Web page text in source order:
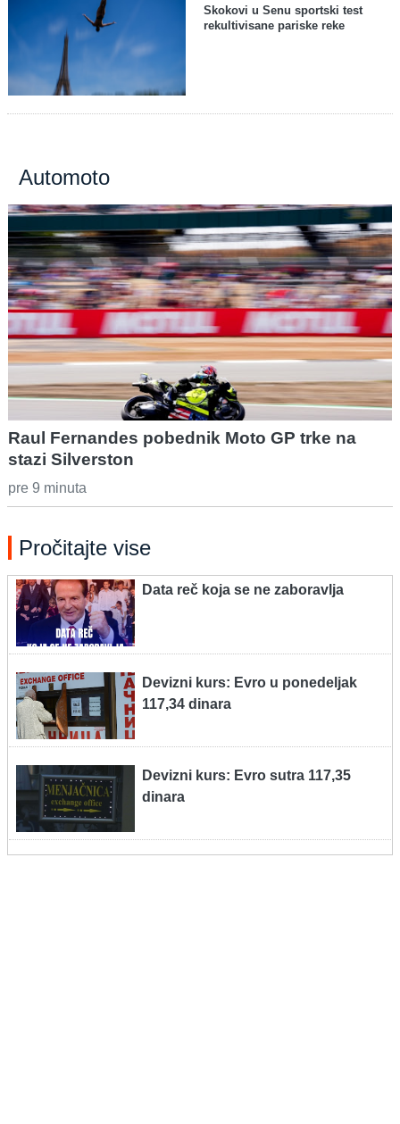
Skokovi u Senu sportski test
rekultivisane pariske reke
Automoto
Raul Fernandes pobednik Moto GP trke na
stazi Silverston
pre 9 minuta
Pročitajte vise
Data reč koja se ne zaboravlja
Devizni kurs: Evro u ponedeljak
117,34 dinara
Devizni kurs: Evro sutra 117,35
dinara